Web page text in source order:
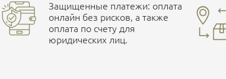
Защищенные платежи: оплата
онлайн без рисков, а также
оплата по счету для
юридических лиц.